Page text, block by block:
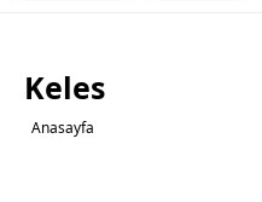
Keles
Anasayfa